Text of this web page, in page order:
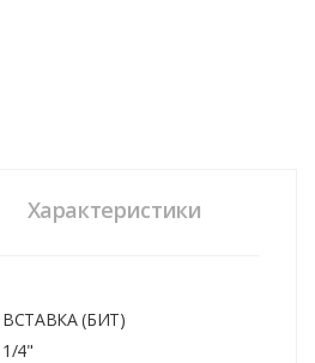
Характеристики
ВСТАВКА (БИТ)
1/4"